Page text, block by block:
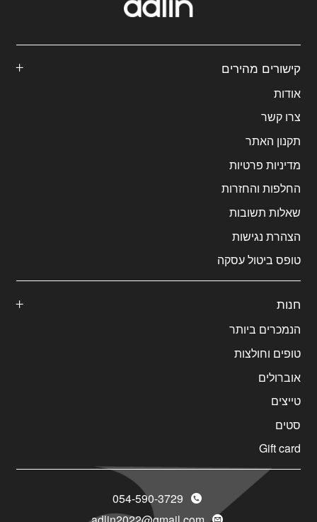
קישורים מהירים
אודות
צרו קשר
תקנון האתר
מדיניות פרטיות
החלפות והחזרות
שאלות תשובות
הצהרת נגישות
טופס ביטול עסקה
חנות
הנמכרים ביותר
טופים וחולצות
אוברולים
טייצים
סטים
Gift card
054-590-3729